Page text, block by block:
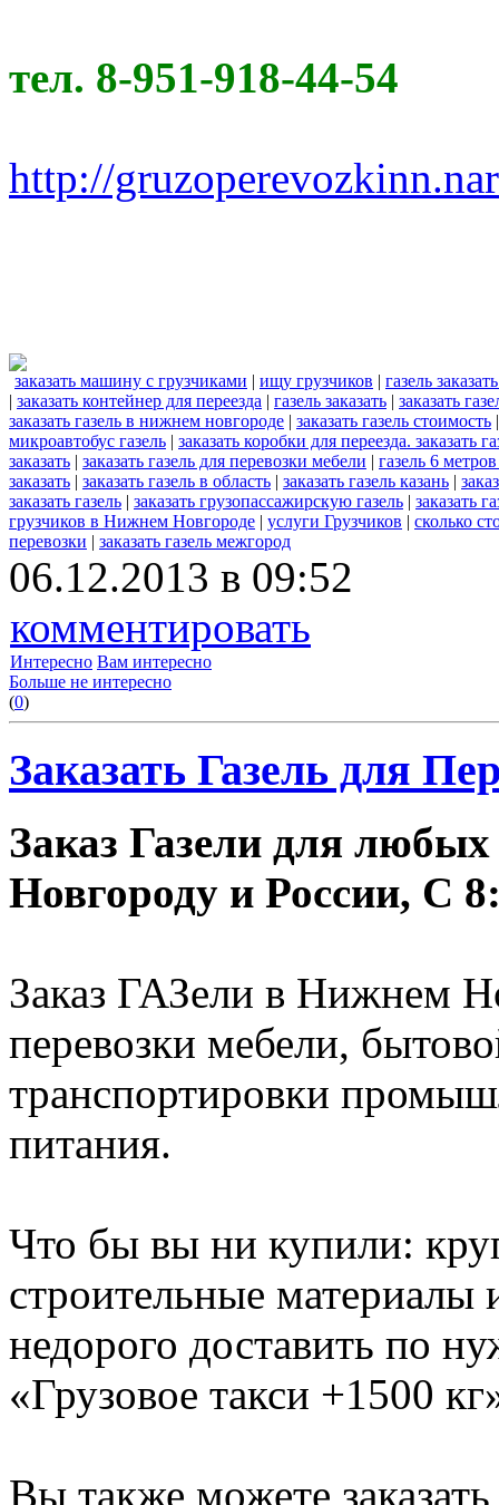
тел. 8-951-918-44-54
http://
заказать машину с грузчиками | ищу грузчиков | газель
| заказать контейнер для переезда | газель заказать | заказать
заказать газель в нижнем новгороде | заказать газель стоимость
микроавтобус газель | заказать коробки для переезда. заказать
заказать | заказать газель для перевозки мебели | газель 6 метров
заказать | заказать газель в область | заказать газель казань |
заказать газель | заказать грузопассажирскую газель | заказать
грузчиков в Нижнем Новгороде | услуги Грузчиков | сколько
перевозки | заказать газель межгород
06.12.2013 в 09:52
комментировать
Интересно Вам интересно
Больше не интересно
(0)
Заказать Газель для
Заказ Газели для
Новгороду и России, С
Заказ ГАЗели в Нижнем
перевозки мебели,
транспортировки
питания.
Что бы вы ни купили:
строительные
недорого доставить по
«Грузовое такси +1500
Вы также можете